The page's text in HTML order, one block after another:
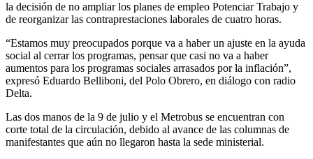
la decisión de no ampliar los planes de empleo Potenciar Trabajo y
de reorganizar las contraprestaciones laborales de cuatro horas.
“Estamos muy preocupados porque va a haber un ajuste en la ayuda
social al cerrar los programas, pensar que casi no va a haber
aumentos para los programas sociales arrasados por la inflación”,
expresó Eduardo Belliboni, del Polo Obrero, en diálogo con radio
Delta.
Las dos manos de la 9 de julio y el Metrobus se encuentran con
corte total de la circulación, debido al avance de las columnas de
manifestantes que aún no llegaron hasta la sede ministerial.